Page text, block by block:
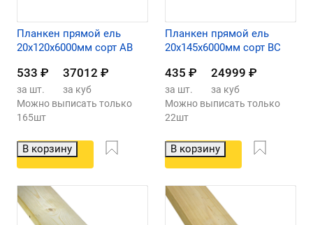
Планкен прямой ель
20х120х6000мм сорт АВ
533 ₽ 37012 ₽
за шт.
за куб
Можно выписать только
165шт
В корзину
Планкен прямой ель
20х145х6000мм сорт ВС
435 ₽ 24999 ₽
за шт.
за куб
Можно выписать только
22шт
В корзину